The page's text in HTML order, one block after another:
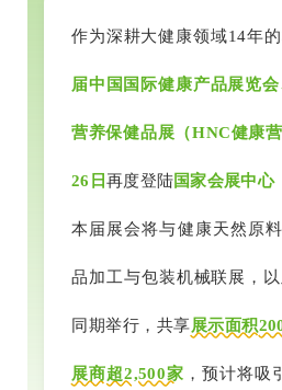
作为深耕大健康领域14年的
届中国国际健康产品展览
营养保健品展（HNC健康
26日再度登陆国家会展中心
本届展会将与健康天然原
品加工与包装机械联展，
同期举行，共享展示面积
展商超2,500家 ，预计将吸引